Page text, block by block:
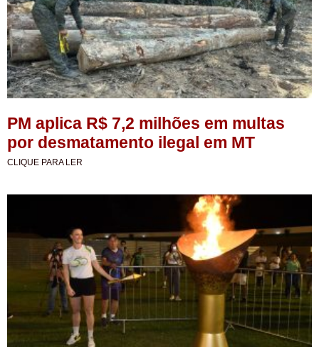
PM aplica R$ 7,2 milhões em multas
por desmatamento ilegal em MT
CLIQUE PARA LER